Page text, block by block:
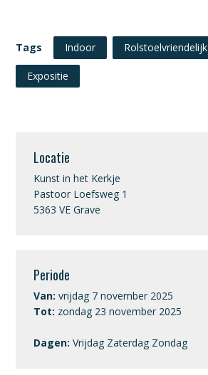
Tags Indoor Rolstoelvriendelijk
Expositie
Locatie
Kunst in het Kerkje
Pastoor Loefsweg 1
5363 VE Grave
Periode
Van: vrijdag 7 november 2025
Tot: zondag 23 november 2025
Dagen: Vrijdag Zaterdag Zondag